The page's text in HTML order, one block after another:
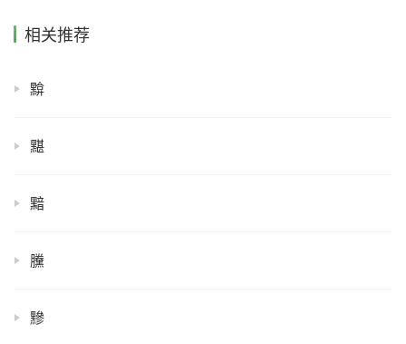
相关推荐
黭
黮
黯
黱
黲